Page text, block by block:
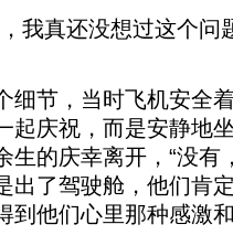
真还没想过这个问
节，当时飞机安全
起庆祝，而是安静地
生的庆幸离开，“没有
出了驾驶舱，他们肯
到他们心里那种感激